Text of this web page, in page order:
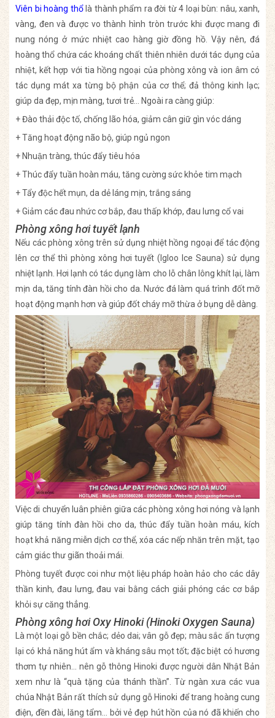
Viên bi hoàng thổlà thành phẩm ra đời từ 4 loại bùn: nâu, xanh,
vàng, đen và được vo thành hình tròn trước khi được mang đi
nung nóng ở mức nhiệt cao hàng giờ đồng hồ. Vậy nên, đá
hoàng thổ chứa các khoáng chất thiên nhiên dưới tác dụng của
nhiệt, kết hợp với tia hồng ngoại của phòng xông và ion âm có
tác dụng mát xa từng bộ phận của cơ thể; đả thông kinh lạc;
giúp da đẹp, mịn màng, tươi trẻ… Ngoài ra càng giúp:
+ Đào thải độc tố, chống lão hóa, giảm cân giữ gìn vóc dáng
+ Tăng hoạt động não bộ, giúp ngủ ngon
+ Nhuận tràng, thúc đẩy tiêu hóa
+ Thúc đẩy tuần hoàn máu, tăng cường sức khỏe tim mạch
+ Tẩy độc hết mụn, da dẻ láng mịn, trắng sáng
+ Giảm các đau nhức cơ bắp, đau thấp khớp, đau lưng cổ vai
Phòng xông hơi tuyết lạnh
Nếu các phòng xông trên sử dụng nhiệt hồng ngoại để tác động
lên cơ thể thì phòng xông hơi tuyết (Igloo Ice Sauna) sử dụng
nhiệt lạnh. Hơi lạnh có tác dụng làm cho lỗ chân lông khít lại, làm
mịn da, tăng tính đàn hồi cho da. Nước đá làm quá trình đốt mỡ
hoạt động mạnh hơn và giúp đốt cháy mỡ thừa ở bụng dễ dàng.
Việc di chuyển luân phiên giữa các phòng xông hơi nóng và lạnh
giúp tăng tính đàn hồi cho da, thúc đẩy tuần hoàn máu, kích
hoạt khả năng miễn dịch cơ thể, xóa các nếp nhăn trên mặt, tạo
cảm giác thư giãn thoải mái.
Phòng tuyết được coi như một liệu pháp hoàn hảo cho các dây
thần kinh, đau lưng, đau vai bằng cách giải phóng các cơ bắp
khỏi sự căng thẳng.
Phòng xông hơi Oxy Hinoki (Hinoki Oxygen Sauna)
Là một loại gỗ bền chắc; dẻo dai; vân gỗ đẹp; màu sắc ấn tượng
lại có khả năng hút ẩm và kháng sâu mọt tốt; đặc biệt có hương
thơm tự nhiên… nên gỗ thông Hinoki được người dân Nhật Bản
xem như là “quà tặng của thánh thần”. Từ ngàn xưa các vua
chúa Nhật Bản rất thích sử dụng gỗ Hinoki để trang hoàng cung
điện, đền đài, lăng tẩm… bởi vẻ đẹp hút hồn của nó đã khiến cho